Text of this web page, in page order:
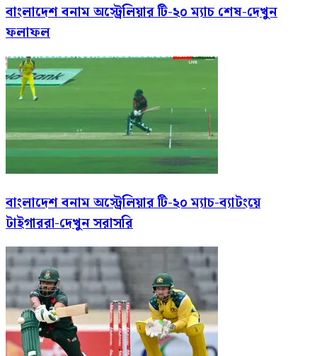
বাংলাদেশ বনাম অস্ট্রেলিয়ার টি-২০ ম্যাচ শেষ-দেখুন
ফলাফল
বাংলাদেশ বনাম অস্ট্রেলিয়ার টি-২০ ম্যাচ-ব্যাটংয়ে
টাইগাররা-দেখুন সরাসরি